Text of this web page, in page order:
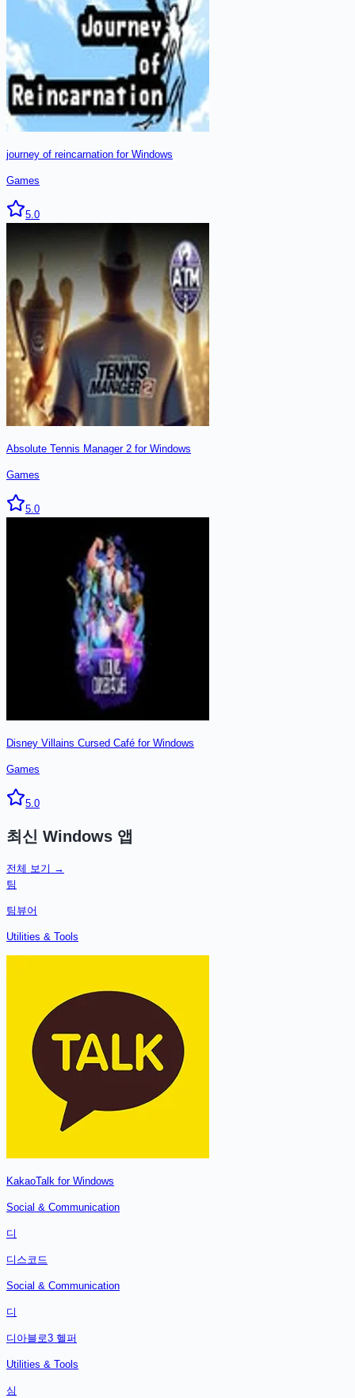
journey of reincarnation for Windows
Games
5.0
Absolute Tennis Manager 2 for Windows
Games
5.0
Disney Villains Cursed Café for Windows
Games
5.0
최신 Windows 앱
전체 보기 →
팀
팀뷰어
Utilities & Tools
KakaoTalk for Windows
Social & Communication
디
디스코드
Social & Communication
디
디아블로3 헬퍼
Utilities & Tools
심